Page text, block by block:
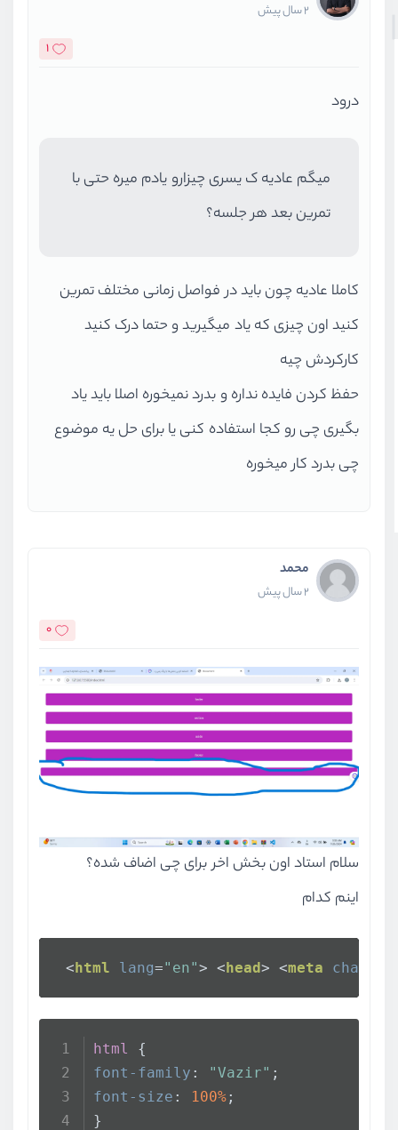
2 سال پیش
1
درود
میگم عادیه ک یسری چیزارو یادم میره حتی با
تمرین بعد هر جلسه؟
کاملا عادیه چون باید در فواصل زمانی مختلف تمرین
کنید اون چیزی که یاد میگیرید و حتما درک کنید
کارکردش چیه
حفظ کردن فایده نداره و بدرد نمیخوره اصلا باید یاد
بگیری چی رو کجا استفاده کنی یا برای حل یه موضوع
چی بدرد کار میخوره
محمد
2 سال پیش
0
سلام استاد اون بخش اخر برای چی اضاف شده؟
اینم کدام
<html lang="en"> <head> <meta charset
html
{
font-family : "Vazir" ;
font-size : 100%;
}